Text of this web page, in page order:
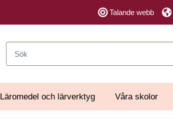
Talande webb
Läromedel och lärverktyg Våra skolor